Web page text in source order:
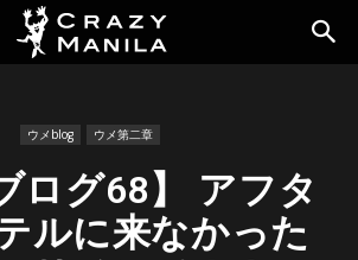
ウメblog ウメ第二章
ログ68】 アフタ
ルに来なかった